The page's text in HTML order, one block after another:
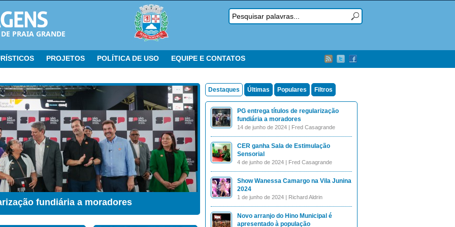
PRAIA GRANDE
PROJETOS POLÍTICA DE USO EQUIPE E CONTATOS
fundiária a moradores
Sensorial
Destaques Últimas Populares Filtros
PG entrega títulos de regularização
fundiária a moradores
14 de junho de 2024 | Fred Casagrande
CER ganha Sala de Estimulação
Sensorial
4 de junho de 2024 | Fred Casagrande
Show Wanessa Camargo na Vila Junina
2024
1 de junho de 2024 | Richard Aldrin
Novo arranjo do Hino Municipal é
apresentado à população